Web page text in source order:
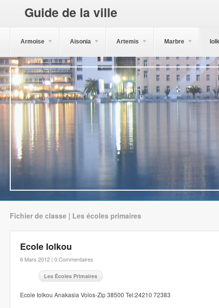
Guide de la ville
Armoise Aisonia Artemis Marbre
Fichier de classe | Les écoles primaires
Ecole Iolkou
6 Mars 2012 | 0 Commentaires
Les Écoles Primaires
Ecole Iolkou Anakasia Volos-Zip 38500 Tel:24210 72383